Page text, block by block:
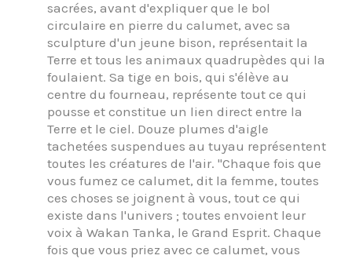
sacrées, avant d'expliquer que le bol
circulaire en pierre du calumet, avec sa
sculpture d'un jeune bison, représentait la
Terre et tous les animaux quadrupèdes qui la
foulaient. Sa tige en bois, qui s'élève au
centre du fourneau, représente tout ce qui
pousse et constitue un lien direct entre la
Terre et le ciel. Douze plumes d'aigle
tachetées suspendues au tuyau représentent
toutes les créatures de l'air. "Chaque fois que
vous fumez ce calumet, dit la femme, toutes
ces choses se joignent à vous, tout ce qui
existe dans l'univers ; toutes envoient leur
voix à Wakan Tanka, le Grand Esprit. Chaque
fois que vous priez avec ce calumet, vous